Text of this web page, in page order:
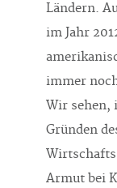
Ländern.
im Jahr
immer
Wir sehen,
Gründen
Armut bei